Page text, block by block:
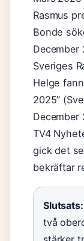
Rasmus
Bonde
December
Sveriges
Helge
2025”
December
TV4
gick det
bekräftar
Slutsats:
två